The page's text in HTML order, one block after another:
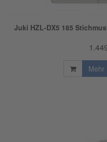
Juki HZL-DX5 185
Mehr